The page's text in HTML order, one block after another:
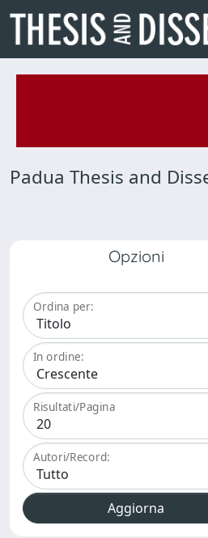
Padua Thesis and
Opzioni
Ordina per:
In ordine:
Risultati/Pagina
Autori/Record: